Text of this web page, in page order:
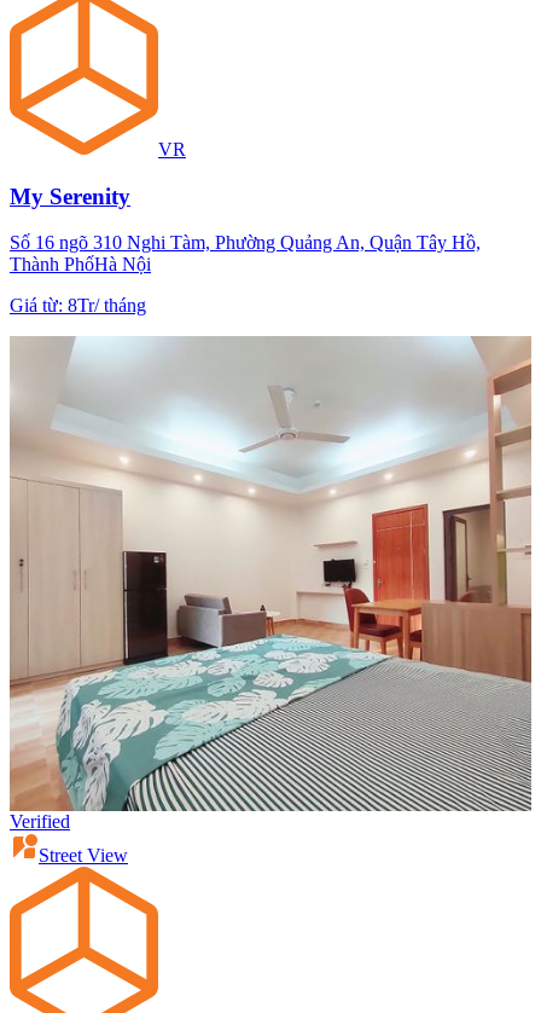
VR
My Serenity
Số 16 ngõ 310 Nghi Tàm, Phường Quảng An, Quận Tây Hồ,
Thành PhốHà Nội
Giá từ: 8Tr/tháng
Verified
Street View